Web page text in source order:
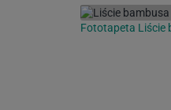
Fototapeta Liście